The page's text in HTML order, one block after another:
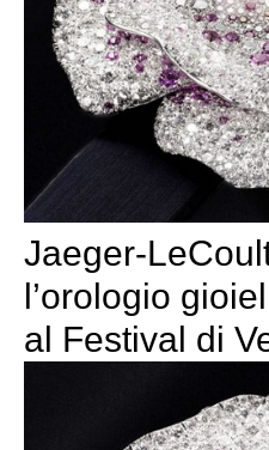
Jaeger-
l’orologio
al Festival di